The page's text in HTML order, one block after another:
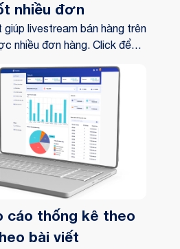
nhiều đơn
livestream bán hàng trên
nhiều đơn hàng. Click để
cáo thống kê theo
bài viết